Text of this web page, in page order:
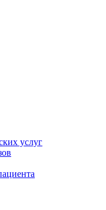
услуг